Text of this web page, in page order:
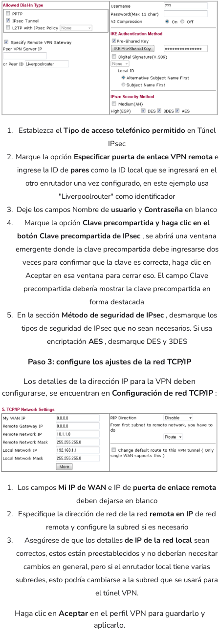
Establezca elTipo de acceso telefónico permitido en Túnel
IPsec
Marque la opción Especificar puerta de enlace VPN remotae
ingrese la ID de pares como la ID local que se ingresará en el
otro enrutador una vez configurado, en este ejemplo usa
"Liverpoolrouter" como identificador
Deje los campos Nombre de usuario y Contraseña en blanco
Marque la opción Clave precompartida y haga clic en el
botón Clave precompartida de IPsec , se abrirá una ventana
emergente donde la clave precompartida debe ingresarse dos
veces para confirmar que la clave es correcta, haga clic en
Aceptar en esa ventana para cerrar eso. El campo Clave
precompartida debería mostrar la clave precompartida en
forma destacada
En la sección Método de seguridad de IPsec, desmarque los
tipos de seguridad de IPsec que no sean necesarios. Si usa
encriptación AES, desmarque DES y 3DES
Paso 3: configure los ajustes de la red TCP/IP
Los detalles de la dirección IP para la VPN deben
configurarse, se encuentran en Configuración de red TCP/IP :
Los campos Mi IP de WAN e IP de puerta de enlace remota
deben dejarse en blanco
Especifique la dirección de red de la red remota en IPde red
remota y configure la subred si es necesario
Asegúrese de que los detalles de IP de la red localsean
correctos, estos están preestablecidos y no deberían necesitar
cambios en general, pero si el enrutador local tiene varias
subredes, esto podría cambiarse a la subred que se usará para
el túnel VPN.
Haga clic en Aceptaren el perfil VPN para guardarlo y
aplicarlo.